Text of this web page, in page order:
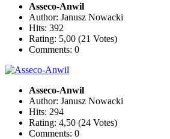
Asseco-Anwil
Author: Janusz Nowacki
Hits: 392
Rating: 5,00 (21 Votes)
Comments: 0
Asseco-Anwil
Author: Janusz Nowacki
Hits: 294
Rating: 4,50 (24 Votes)
Comments: 0